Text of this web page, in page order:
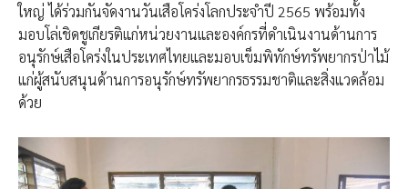
ใหญ่ ได้ร่วมกันจัดงานวันเสือโคร่งโลกประจำปี 2565 พร้อมทั้ง
มอบโล่เชิดชูเกียรติแก่หน่วยงานและองค์กรที่ดำเนินงานด้านการ
อนุรักษ์เสือโคร่งในประเทศไทยและมอบเข็มพิทักษ์ทรัพยากรป่าไม้
แก่ผู้สนับสนุนด้านการอนุรักษ์ทรัพยากรธรรมชาติและสิ่งแวดล้อม
ด้วย